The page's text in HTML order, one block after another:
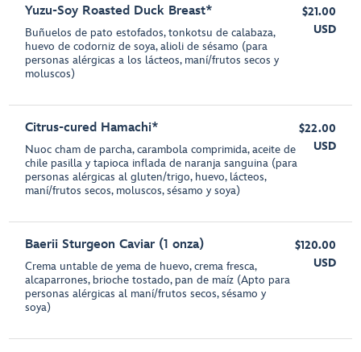
Yuzu-Soy Roasted Duck Breast*
Buñuelos de pato estofados, tonkotsu de calabaza,
huevo de codorniz de soya, alioli de sésamo (para
personas alérgicas a los lácteos, maní/frutos secos y
moluscos)
$21.00
USD
Citrus-cured Hamachi*
Nuoc cham de parcha, carambola comprimida, aceite de
chile pasilla y tapioca inflada de naranja sanguina (para
personas alérgicas al gluten/trigo, huevo, lácteos,
maní/frutos secos, moluscos, sésamo y soya)
$22.00
USD
Baerii Sturgeon Caviar (1 onza)
Crema untable de yema de huevo, crema fresca,
alcaparrones, brioche tostado, pan de maíz (Apto para
personas alérgicas al maní/frutos secos, sésamo y
soya)
$120.00
USD